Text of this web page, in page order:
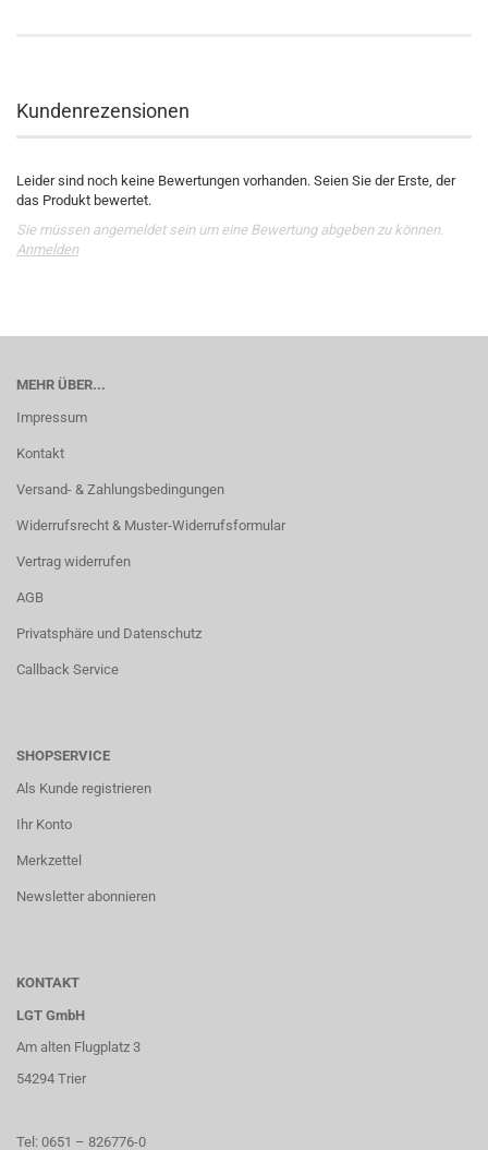
Kundenrezensionen
Leider sind noch keine Bewertungen vorhanden. Seien Sie der Erste, der
das Produkt bewertet.
Sie müssen angemeldet sein um eine Bewertung abgeben zu können.
Anmelden
MEHR ÜBER...
Impressum
Kontakt
Versand- & Zahlungsbedingungen
Widerrufsrecht & Muster-Widerrufsformular
Vertrag widerrufen
AGB
Privatsphäre und Datenschutz
Callback Service
SHOPSERVICE
Als Kunde registrieren
Ihr Konto
Merkzettel
Newsletter abonnieren
KONTAKT
LGT GmbH
Am alten Flugplatz 3
54294 Trier
Tel: 0651 – 826776-0